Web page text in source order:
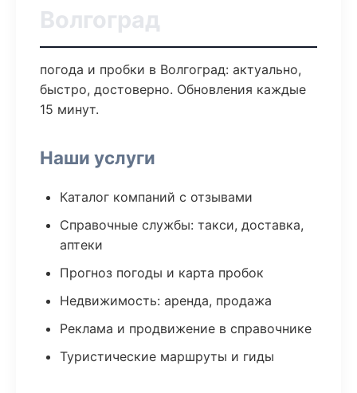
Волгоград
погода и пробки в Волгоград: актуально,
быстро, достоверно. Обновления каждые
15 минут.
Наши услуги
Каталог компаний с отзывами
Справочные службы: такси, доставка,
аптеки
Прогноз погоды и карта пробок
Недвижимость: аренда, продажа
Реклама и продвижение в справочнике
Туристические маршруты и гиды